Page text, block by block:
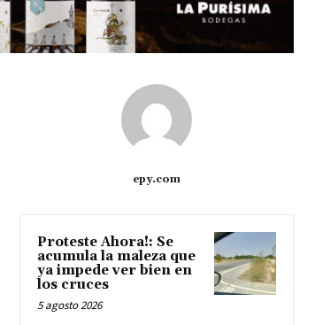
epy.com
Proteste Ahora!: Se
acumula la maleza que
ya impede ver bien en
los cruces
5 agosto 2026